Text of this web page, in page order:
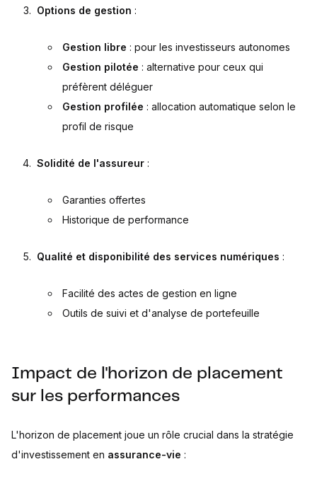
Options de gestion :
Gestion libre : pour les investisseurs autonomes
Gestion pilotée : alternative pour ceux qui
préfèrent déléguer
Gestion profilée : allocation automatique selon le
profil de risque
Solidité de l'assureur :
Garanties offertes
Historique de performance
Qualité et disponibilité des services numériques :
Facilité des actes de gestion en ligne
Outils de suivi et d'analyse de portefeuille
Impact de l'horizon de placement
sur les performances
L'horizon de placement joue un rôle crucial dans la stratégie
d'investissement en assurance-vie :